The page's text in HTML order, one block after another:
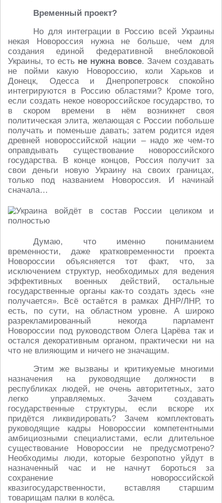
Временный проект?
Но для интеграции в Россию всей Украины
некая Новороссия нужна не больше, чем для
создания единой федеративной внеблоковой
Украины, то есть не нужна вовсе. Зачем создавать
не пойми какую Новороссию, коли Харьков и
Донецк, Одесса и Днепропетровск спокойно
интегрируются в Россию областями? Кроме того,
если создать некое новороссийское государство, то
в скором времени в нём возникнет своя
политическая элита, желающая с России побольше
получать и поменьше давать; затем родится идея
древней новороссийской нации – надо же чем-то
оправдывать существование новороссийского
государства. В конце концов, Россия получит за
свои деньги новую Украину на своих границах,
только под названием Новороссия. И начинай
сначала…
Думаю, что именно пониманием
временности, даже кратковременности проекта
Новороссии объясняется тот факт, что, за
исключением структур, необходимых для ведения
эффективных военных действий, остальные
государственные органы как-то создать здесь «не
получается». Всё остаётся в рамках ДНР/ЛНР, то
есть, по сути, на областном уровне. А широко
разрекламированный некогда парламент
Новороссии под руководством Олега Царёва так и
остался декоративным органом, практически ни на
что не влияющим и ничего не значащим.
Этим же вызваны и критикуемые многими
назначения на руководящие должности в
республиках людей, не очень авторитетных, зато
легко управляемых. Зачем создавать
государственные структуры, если вскоре их
придётся ликвидировать? Зачем комплектовать
руководящие кадры Новороссии компетентными
амбициозными специалистами, если длительное
существование Новороссии не предусмотрено?
Необходимы люди, которые безропотно уйдут в
назначенный час и не начнут бороться за
сохранение новороссийской
квазигосударственности, вставляя старшим
товарищам палки в колёса.